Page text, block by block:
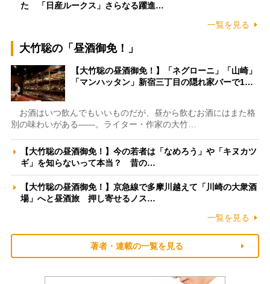
た 「日産ルークス」さらなる躍進…
一覧を見る
大竹聡の「昼酒御免！」
【大竹聡の昼酒御免！】「ネグローニ」「山崎」
「マンハッタン」新宿三丁目の隠れ家バーで1…
お酒はいつ飲んでもいいものだが、昼から飲むお酒にはまた格
別の味わいがある――。ライター・作家の大竹…
【大竹聡の昼酒御免！】今の若者は「なめろう」や「キヌカツ
ギ」を知らないって本当？ 昔の…
【大竹聡の昼酒御免！】京急線で多摩川越えて「川崎の大衆酒
場」へと昼酒旅 押し寄せるノス…
一覧を見る
著者・連載の一覧を見る